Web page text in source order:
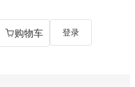
购物车 登录